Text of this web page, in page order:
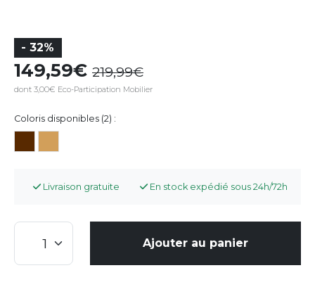
- 32%
149,59 219,99
dont 3,00€ Eco-Participation Mobilier
Coloris disponibles (2) :
Livraison gratuite En stock expédié sous 24h/72h
Ajouter au panier